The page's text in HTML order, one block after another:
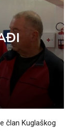
član Kuglaškog